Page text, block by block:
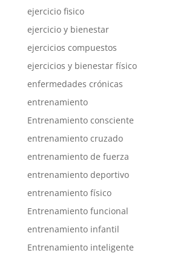
ejercicio fisico
ejercicio y bienestar
ejercicios compuestos
ejercicios y bienestar físico
enfermedades crónicas
entrenamiento
Entrenamiento consciente
entrenamiento cruzado
entrenamiento de fuerza
entrenamiento deportivo
entrenamiento físico
Entrenamiento funcional
entrenamiento infantil
Entrenamiento inteligente